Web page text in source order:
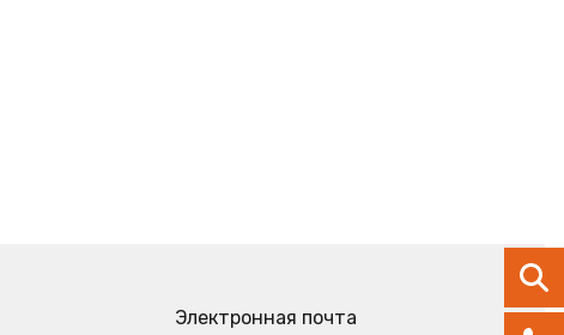
Электронная почта